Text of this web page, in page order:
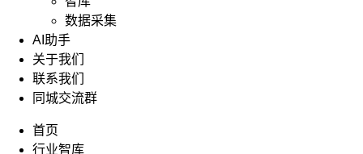
数据采集
AI助手
关于我们
联系我们
同城交流群
首页
行业智库